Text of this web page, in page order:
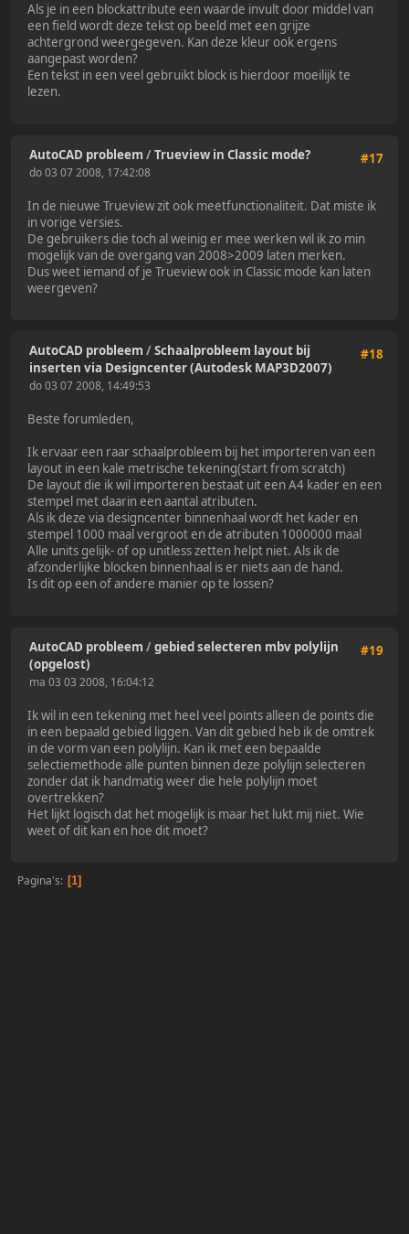
Als je in een blockattribute een waarde invult door middel van
een field wordt deze tekst op beeld met een grijze
achtergrond weergegeven. Kan deze kleur ook ergens
aangepast worden?
Een tekst in een veel gebruikt block is hierdoor moeilijk te
lezen.
#17
AutoCAD probleem /Trueview in Classic mode?
do 03 07 2008, 17:42:08
In de nieuwe Trueview zit ook meetfunctionaliteit. Dat miste ik
in vorige versies.
De gebruikers die toch al weinig er mee werken wil ik zo min
mogelijk van de overgang van 2008>2009 laten merken.
Dus weet iemand of je Trueview ook in Classic mode kan laten
weergeven?
#18
AutoCAD probleem /Schaalprobleem layout bij
inserten via Designcenter (Autodesk MAP3D2007)
do 03 07 2008, 14:49:53
Beste forumleden,
Ik ervaar een raar schaalprobleem bij het importeren van een
layout in een kale metrische tekening(start from scratch)
De layout die ik wil importeren bestaat uit een A4 kader en een
stempel met daarin een aantal atributen.
Als ik deze via designcenter binnenhaal wordt het kader en
stempel 1000 maal vergroot en de atributen 1000000 maal
Alle units gelijk- of op unitless zetten helpt niet. Als ik de
afzonderlijke blocken binnenhaal is er niets aan de hand.
Is dit op een of andere manier op te lossen?
#19
AutoCAD probleem /gebied selecteren mbv polylijn
(opgelost)
ma 03 03 2008, 16:04:12
Ik wil in een tekening met heel veel points alleen de points die
in een bepaald gebied liggen. Van dit gebied heb ik de omtrek
in de vorm van een polylijn. Kan ik met een bepaalde
selectiemethode alle punten binnen deze polylijn selecteren
zonder dat ik handmatig weer die hele polylijn moet
overtrekken?
Het lijkt logisch dat het mogelijk is maar het lukt mij niet. Wie
weet of dit kan en hoe dit moet?
Pagina's 1